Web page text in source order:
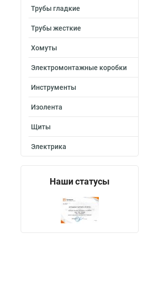
Трубы гладкие
Трубы жесткие
Хомуты
Электромонтажные коробки
Инструменты
Изолента
Щиты
Электрика
Наши статусы